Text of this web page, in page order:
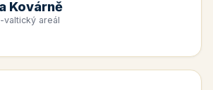
Kovárně
valtický areál